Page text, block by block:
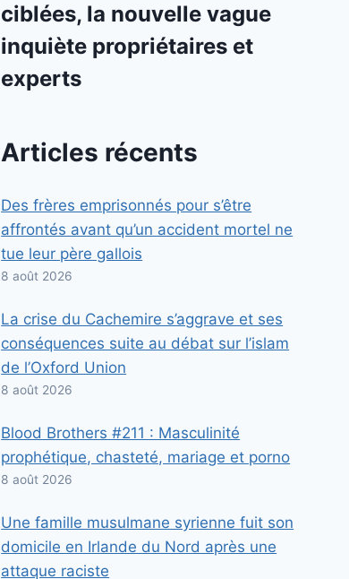
ciblées, la nouvelle vague
inquiète propriétaires et
experts
Articles récents
Des frères emprisonnés pour s’être
affrontés avant qu’un accident mortel ne
tue leur père gallois
8 août 2026
La crise du Cachemire s’aggrave et ses
conséquences suite au débat sur l’islam
de l’Oxford Union
8 août 2026
Blood Brothers #211 : Masculinité
prophétique, chasteté, mariage et porno
8 août 2026
Une famille musulmane syrienne fuit son
domicile en Irlande du Nord après une
attaque raciste